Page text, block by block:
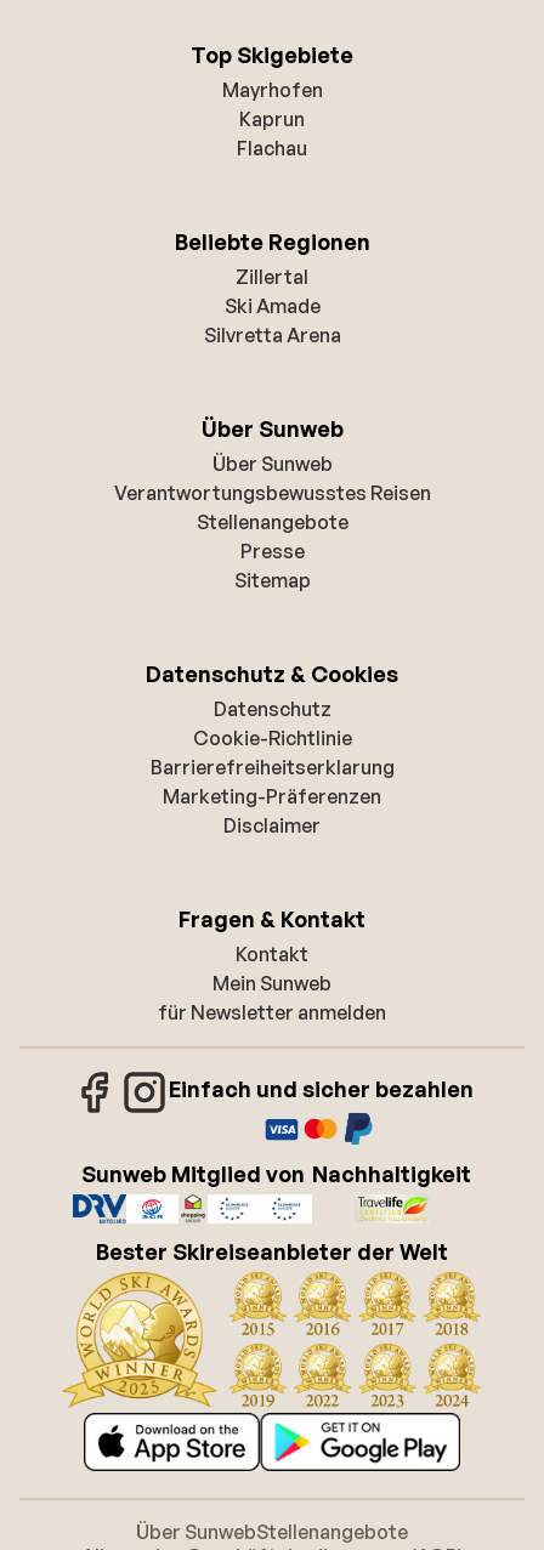
Top Skigebiete
Mayrhofen
Kaprun
Flachau
Beliebte Regionen
Zillertal
Ski Amade
Silvretta Arena
Über Sunweb
Über Sunweb
Verantwortungsbewusstes Reisen
Stellenangebote
Presse
Sitemap
Datenschutz & Cookies
Datenschutz
Cookie-Richtlinie
Barrierefreiheitserklarung
Marketing-Präferenzen
Disclaimer
Fragen & Kontakt
Kontakt
Mein Sunweb
für Newsletter anmelden
Einfach und sicher bezahlen
Sunweb Mitglied von Nachhaltigkeit
Bester Skireiseanbieter der Welt
Über SunwebStellenangebote